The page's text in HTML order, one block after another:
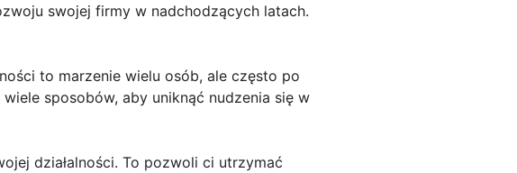
swojej firmy w nadchodzących latach.
to marzenie wielu osób, ale często po
sposobów, aby uniknąć nudzenia się w
działalności. To pozwoli ci utrzymać